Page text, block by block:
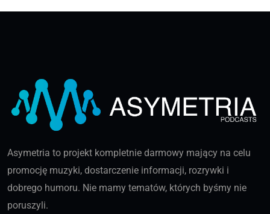
Asymetria to projekt kompletnie darmowy mający na celu
promocję muzyki, dostarczenie informacji, rozrywki i
dobrego humoru. Nie mamy tematów, których byśmy nie
poruszyli.